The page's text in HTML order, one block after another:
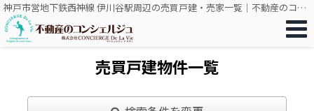
神戸市営地下鉄西神線 伊川谷駅周辺の売買戸建・売家一覧｜不動産のコンシェルジュ（株式会社CONCIERGE De La Vie）
売買戸建物件一覧